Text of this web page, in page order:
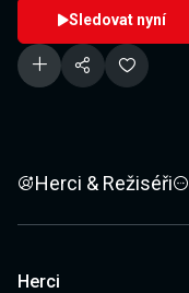
Sledovat nyní
Herci & Režiséři
Herci